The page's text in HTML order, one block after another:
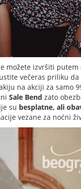
možete izvršiti putem
večeras priliku
na akciji za samo
Sale Bend zato
su besplatne, ali
vezane za noćni